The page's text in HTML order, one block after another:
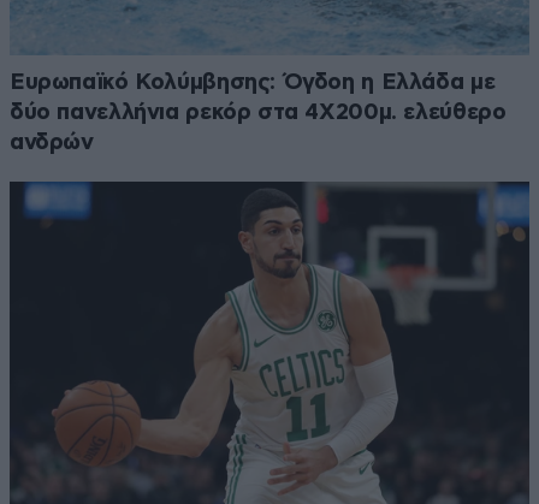
Ευρωπαϊκό Κολύμβησης: Όγδοη η Ελλάδα με
δύο πανελλήνια ρεκόρ στα 4Χ200μ. ελεύθερο
ανδρών